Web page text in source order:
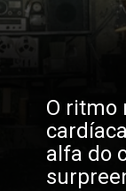
O ritmo
alfa do